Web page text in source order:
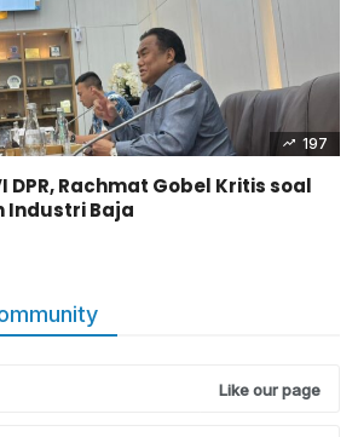
197
DPR, Rachmat Gobel Kritis soal
Industri Baja
Like our page